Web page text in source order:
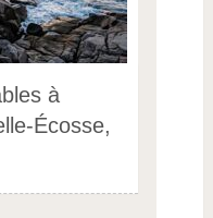
à
Écosse,